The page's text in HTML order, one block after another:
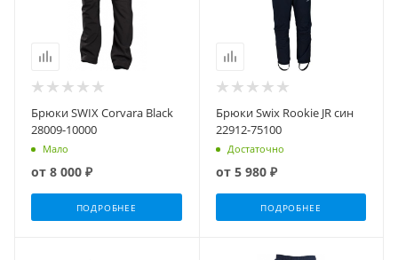
Брюки SWIX Corvara Black
28009-10000
Мало
от 8 000 ₽
ПОДРОБНЕЕ
Брюки Swix Rookie JR син
22912-75100
Достаточно
от 5 980 ₽
ПОДРОБНЕЕ